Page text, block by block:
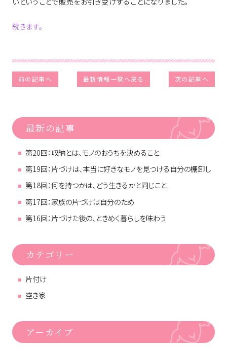
続きます。
前の記事へ 最新情報一覧へ戻る 次の記事へ
最新の記事
第20回：収納とは、モノのおうちを決めること
第19回：片づけは、本当に好きなモノを見つける自分の棚卸し
第18回：何を持つかは、どう生きるかと同じこと
第17回：家族の片づけは自分のため
第16回：片づけた後の、ときめく暮らしを味わう
カテゴリー
片付け
空き家
アーカイブ